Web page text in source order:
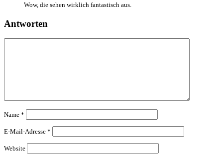
Wow, die sehen wirklich fantastisch aus.
Antworten
Name *
E-Mail-Adresse *
Website